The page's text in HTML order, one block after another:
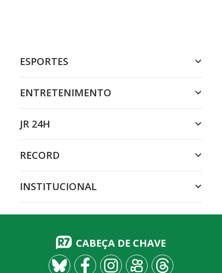
ESPORTES
ENTRETENIMENTO
JR 24H
RECORD
INSTITUCIONAL
CABEÇA DE CHAVE